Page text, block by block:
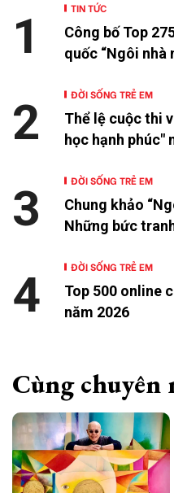
TIN TỨC
Công bố Top
quốc “Ngôi nhà
1
ĐỜI SỐNG TRẺ EM
Thể lệ cuộc thi
học hạnh phúc"
2
ĐỜI SỐNG TRẺ EM
Chung khảo
Những bức
3
ĐỜI SỐNG TRẺ EM
Top 500 online
năm 2026
4
Cùng chuyên